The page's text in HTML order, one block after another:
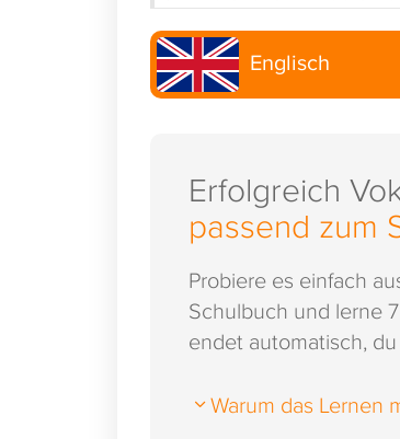
Englisch
Erfolgreich
passend zum
Probiere es einfach
Schulbuch und lerne
endet automatisch,
Warum das Lernen